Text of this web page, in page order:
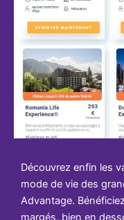
Découvrez enfin les
mode de vie des
Advantage.
margés, bien en